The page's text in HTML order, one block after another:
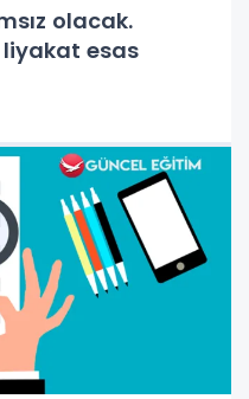
olacak.
esas